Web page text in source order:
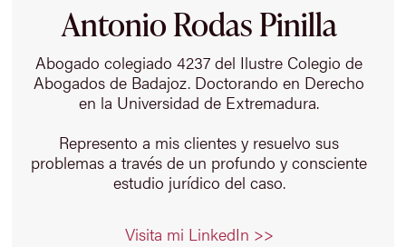
Antonio Rodas Pinilla
Abogado colegiado 4237 del Ilustre Colegio de
Abogados de Badajoz. Doctorando en Derecho
en la Universidad de Extremadura.
Represento a mis clientes y resuelvo sus
problemas a través de un profundo y consciente
estudio jurídico del caso.
Visita mi LinkedIn >>